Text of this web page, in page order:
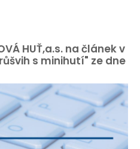
HUŤ,a.s. na článek v
s minihutí" ze dne